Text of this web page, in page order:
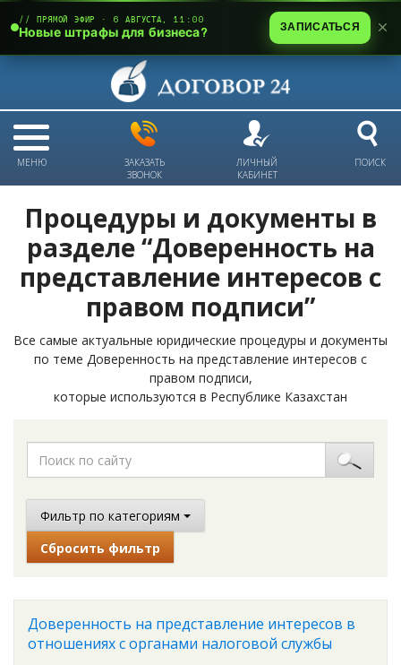
МЕНЮ
ЗАКАЗАТЬ
ЗВОНОК
ЛИЧНЫЙ
КАБИНЕТ
ПОИСК
Процедуры и документы в
разделе “Доверенность на
представление интересов с
правом подписи”
Все самые актуальные юридические процедуры и документы
по теме Доверенность на представление интересов с
правом подписи,
которые используются в Республике Казахстан
Фильтр по категориям
Сбросить фильтр
Доверенность на представление интересов в
отношениях с органами налоговой службы
// ПРЯМОЙ ЭФИР · 6 АВГУСТА, 11:00
Новые штрафы для бизнеса? ЗАПИСАТЬСЯ